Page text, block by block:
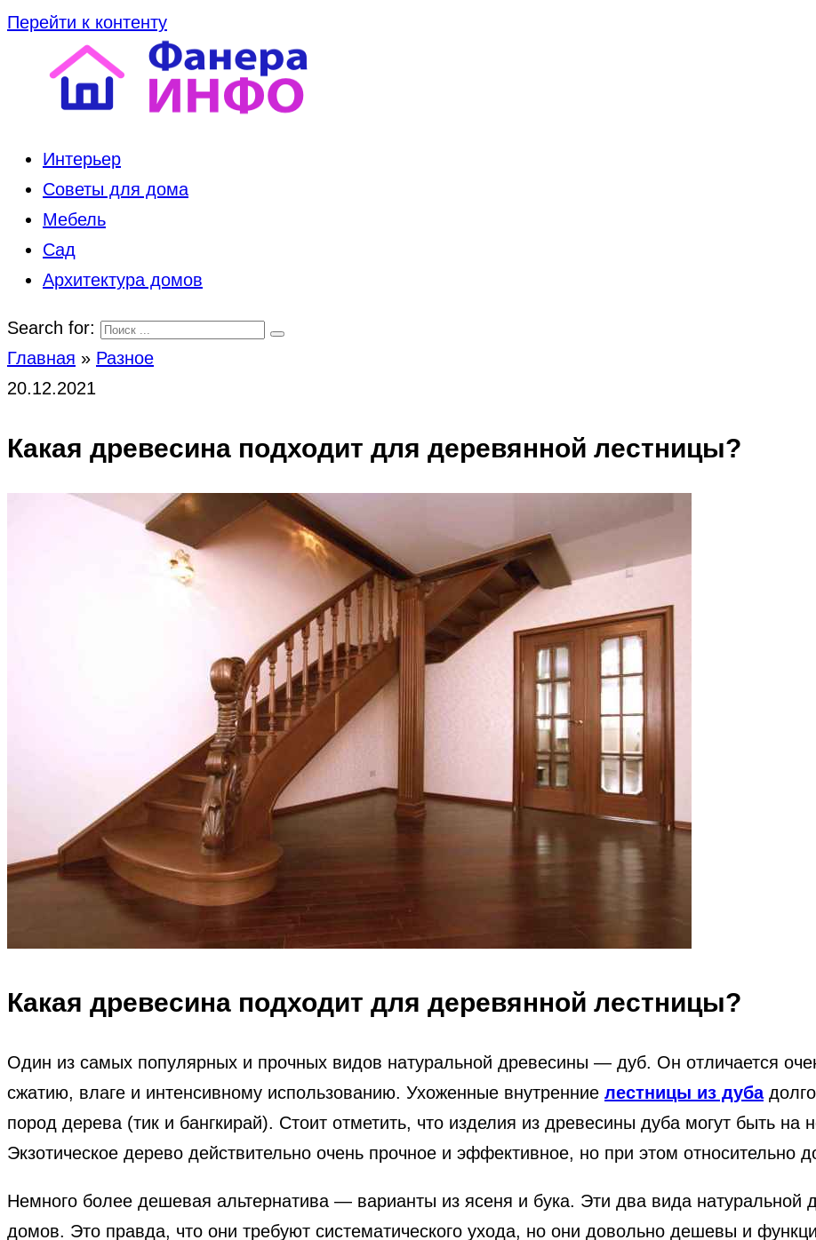
Перейти к контенту
Интерьер
Советы для дома
Мебель
Сад
Архитектура домов
Search for:
Главная » Разное
20.12.2021
Какая древесина подходит для деревянной лестницы?
Какая древесина подходит для деревянной лестницы?
Один из самых популярных и прочных видов натуральной древесины — дуб. Он отличается
сжатию, влаге и интенсивному использованию. Ухоженные внутренние лестницы из дуба
пород дерева (тик и бангкирай). Стоит отметить, что изделия из древесины дуба могут быть на
Экзотическое дерево действительно очень прочное и эффективное, но при этом относительно
Немного более дешевая альтернатива — варианты из ясеня и бука. Эти два вида натуральной
домов. Это правда, что они требуют систематического ухода, но они довольно дешевы и